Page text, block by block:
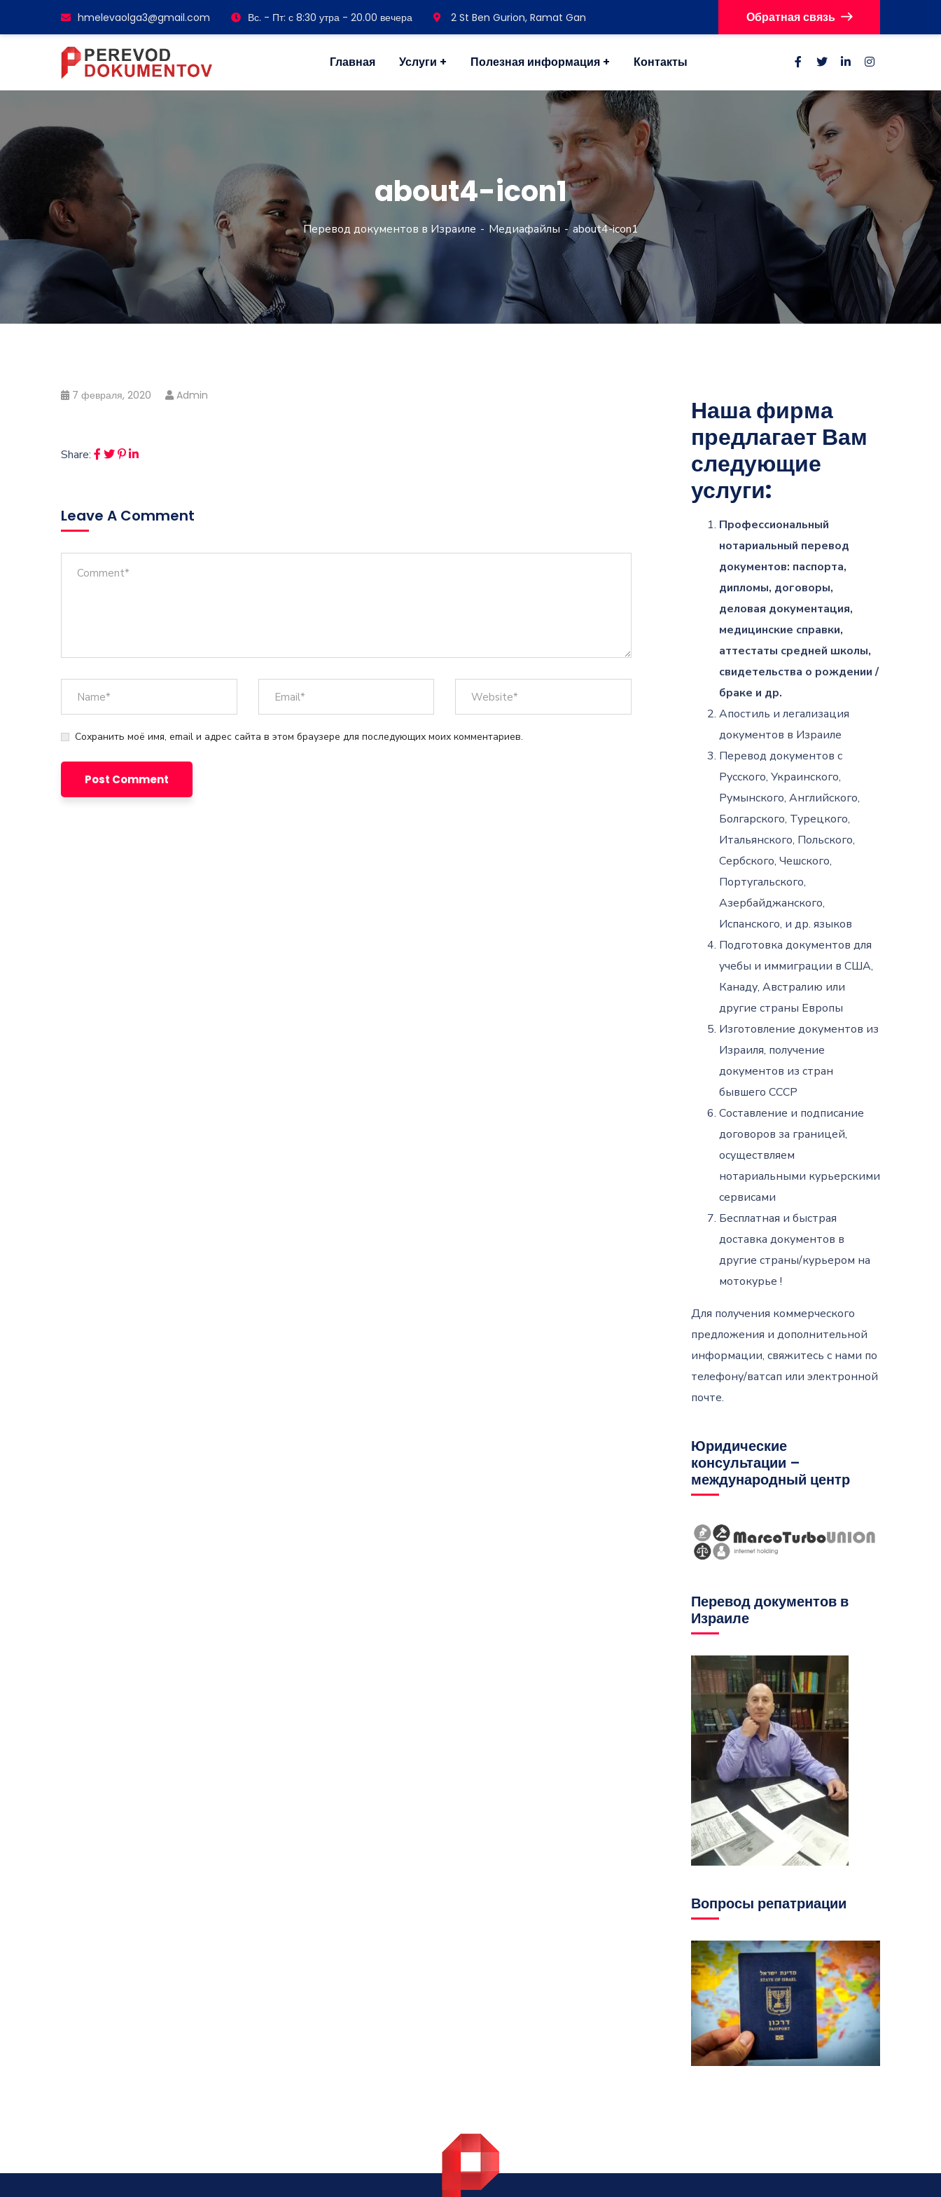
hmelevaolga3@gmail.com Вс. - Пт: с 8:30 утра - 20.00 вечера 2 St Ben Gurion, Ramat Gan Обратная связь
Главная Услуги Полезная информация Контакты
about4-icon1
Перевод документов в Израиле Медиафайлы about4-icon1
7 февраля, 2020 Admin
Share:
Leave A Comment
Сохранить моё имя, email и адрес сайта в этом браузере для последующих моих комментариев.
Наша фирма
предлагает Вам
следующие
услуги:
Профессиональный
нотариальный перевод
документов: паспорта,
дипломы, договоры,
деловая документация,
медицинские справки,
аттестаты средней школы,
свидетельства о рождении /
браке и др.
Апостиль и легализация
документов в Израиле
Перевод документов с
Русского, Украинского,
Румынского, Английского,
Болгарского, Турецкого,
Итальянского, Польского,
Сербского, Чешского,
Португальского,
Азербайджанского,
Испанского, и др. языков
Подготовка документов для
учебы и иммиграции в США,
Канаду, Австралию или
другие страны Европы
Изготовление документов из
Израиля, получение
документов из стран
бывшего СССР
Составление и подписание
договоров за границей,
осуществляем
нотариальными курьерскими
сервисами
Бесплатная и быстрая
доставка документов в
другие страны/курьером на
мотокурье !
Для получения коммерческого
предложения и дополнительной
информации, свяжитесь с нами по
телефону/ватсап или электронной
почте.
Юридические
консультации –
международный центр
Перевод документов в
Израиле
Вопросы репатриации